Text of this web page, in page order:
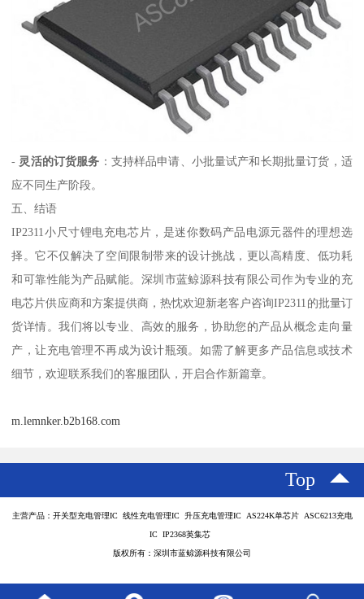
- 灵活的订货服务 ：支持样品申请、小批量试产和长期批量订货，适
应不同生产阶段。
五、结语
IP2311小尺寸锂电充电芯片，是迷你数码产品电源元器件的理想选
择。它不仅解决了空间限制带来的设计挑战，更以高精度、低功耗
和可靠性能为产品赋能。深圳市蓝鲸源科技有限公司作为专业的充
电芯片供应商和方案提供商，热忱欢迎新老客户咨询IP2311的批量订
货详情。我们将以专业、高效的服务，协助您的产品从概念走向量
产，让充电管理不再成为设计瓶颈。如需了解更多产品信息或技术
细节，欢迎联系我们的客服团队，开启合作新篇章。
m.lemnker.b2b168.com
Top
主营产品：开关型充电管理IC 线性充电管理IC 升压充电管理IC AS224K单芯片 ASC6213充电
IC IP2368英集芯
版权所有：深圳市蓝鲸源科技有限公司